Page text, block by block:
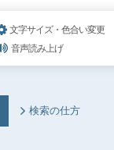
文字サイズ・色合い変更
音声読み上げ
検索の仕方